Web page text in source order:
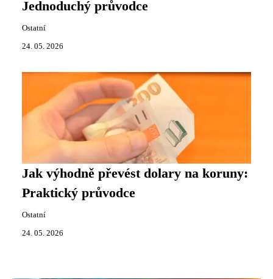
Jednoduchý průvodce
Ostatní
24. 05. 2026
Jak výhodně převést dolary na koruny:
Praktický průvodce
Ostatní
24. 05. 2026